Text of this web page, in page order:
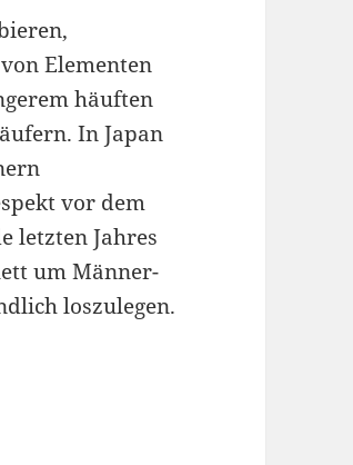
Elementen
häuften
In Japan
vor dem
letzten Jahres
um Männer-
loszulegen.